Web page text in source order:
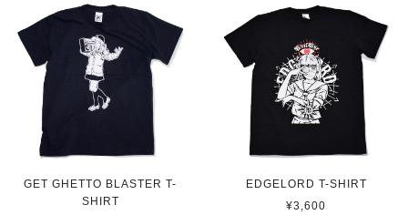
GET GHETTO BLASTER T-
SHIRT
EDGELORD T-SHIRT
¥3,600